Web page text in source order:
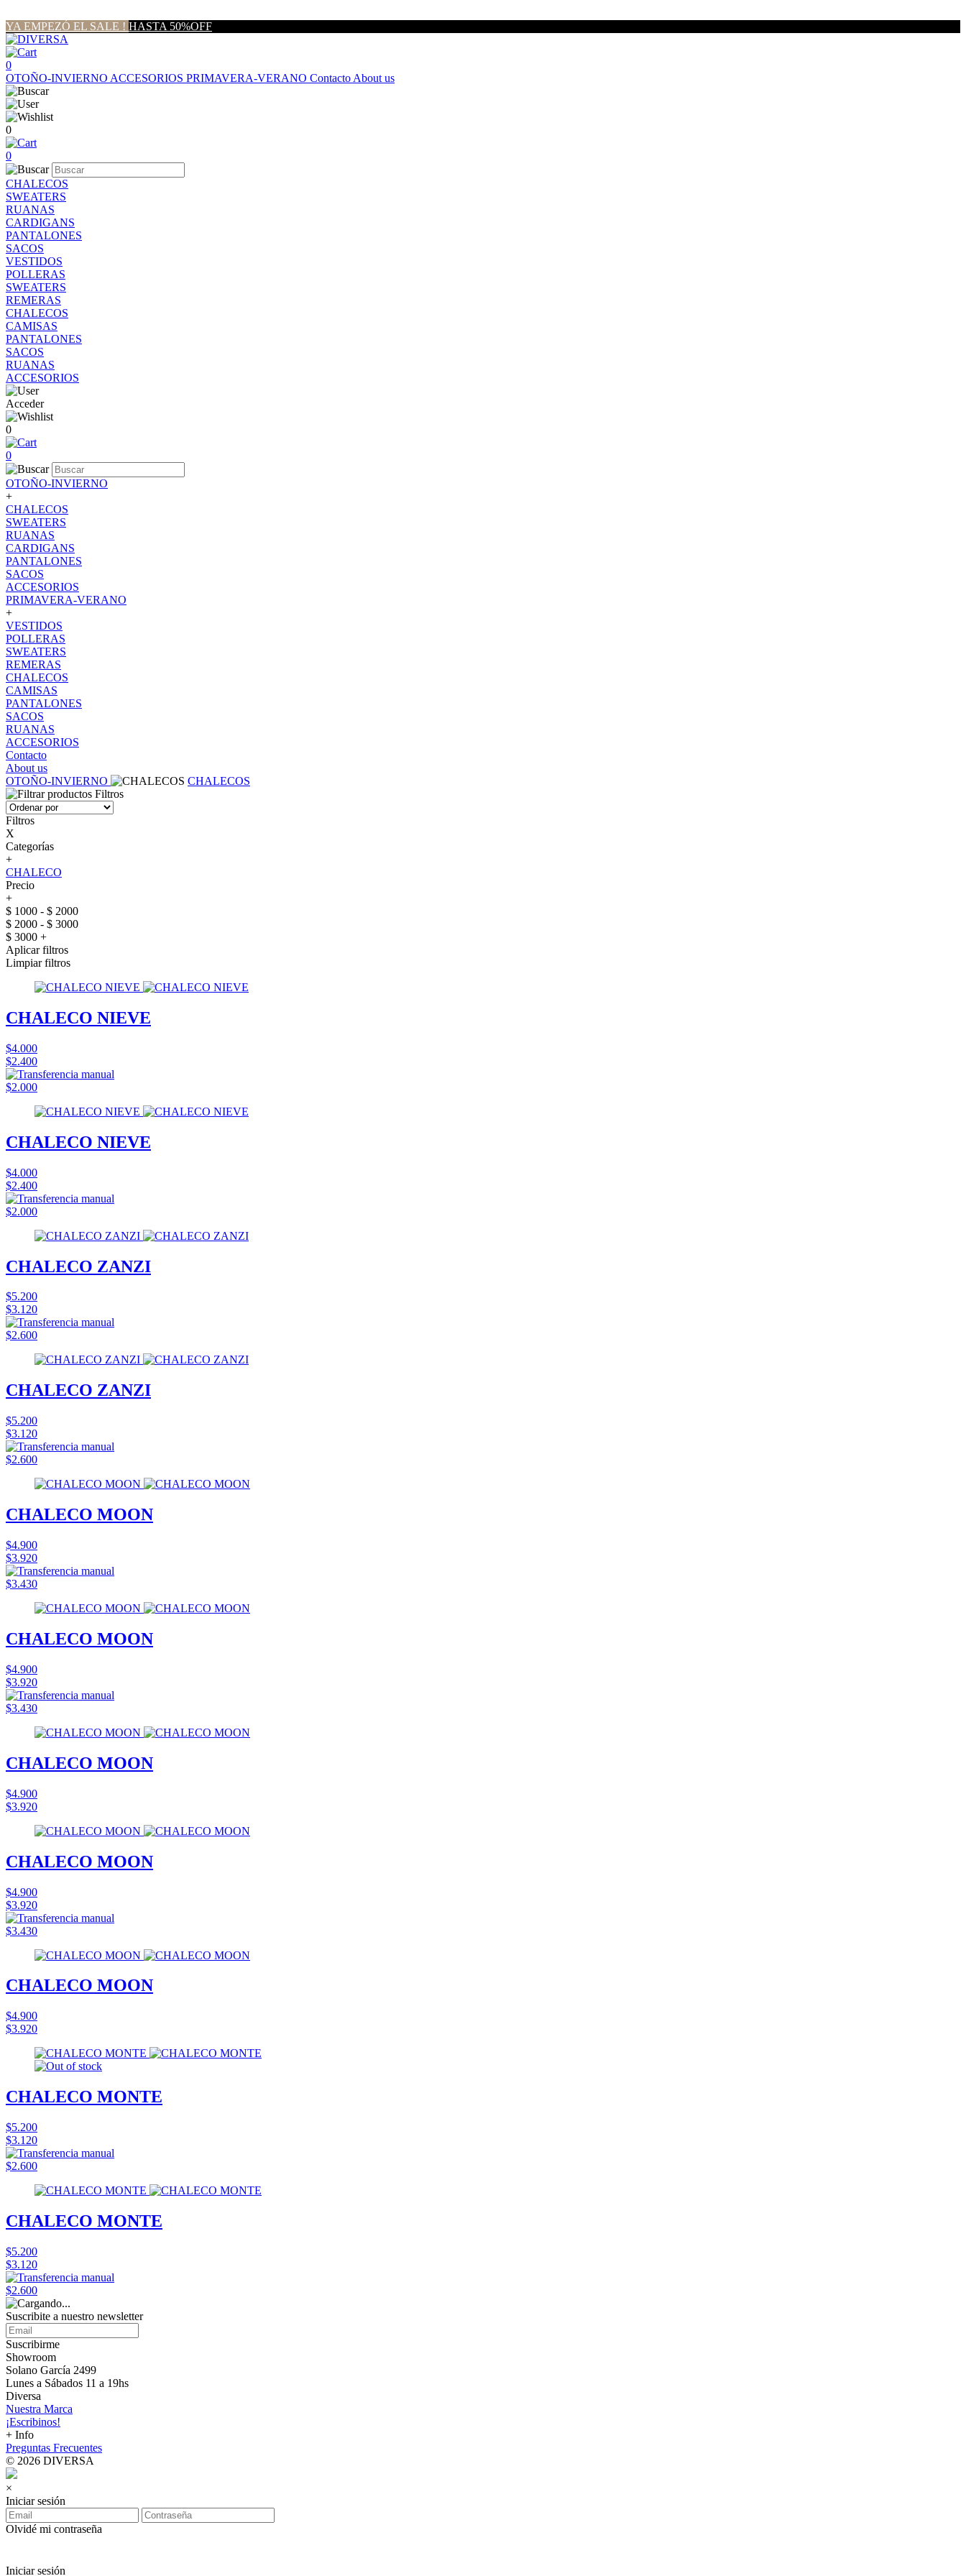
YA EMPEZÓ EL SALE ! HASTA 50%OFF
0
OTOÑO-INVIERNO ACCESORIOS PRIMAVERA-VERANO Contacto About us
0
0
CHALECOS
SWEATERS
RUANAS
CARDIGANS
PANTALONES
SACOS
VESTIDOS
POLLERAS
SWEATERS
REMERAS
CHALECOS
CAMISAS
PANTALONES
SACOS
RUANAS
ACCESORIOS
Acceder
0
0
OTOÑO-INVIERNO
+
CHALECOS
SWEATERS
RUANAS
CARDIGANS
PANTALONES
SACOS
ACCESORIOS
PRIMAVERA-VERANO
+
VESTIDOS
POLLERAS
SWEATERS
REMERAS
CHALECOS
CAMISAS
PANTALONES
SACOS
RUANAS
ACCESORIOS
Contacto
About us
OTOÑO-INVIERNO
CHALECOS
Filtros
Filtros
X
Categorías
+
CHALECO
Precio
+
$ 1000 - $ 2000
$ 2000 - $ 3000
$ 3000 +
Aplicar filtros
Limpiar filtros
CHALECO NIEVE
$4.000
$2.400
$2.000
CHALECO NIEVE
$4.000
$2.400
$2.000
CHALECO ZANZI
$5.200
$3.120
$2.600
CHALECO ZANZI
$5.200
$3.120
$2.600
CHALECO MOON
$4.900
$3.920
$3.430
CHALECO MOON
$4.900
$3.920
$3.430
CHALECO MOON
$4.900
$3.920
CHALECO MOON
$4.900
$3.920
$3.430
CHALECO MOON
$4.900
$3.920
CHALECO MONTE
$5.200
$3.120
$2.600
CHALECO MONTE
$5.200
$3.120
$2.600
Suscribite a nuestro newsletter
Suscribirme
Showroom
Solano García 2499
Lunes a Sábados 11 a 19hs
Diversa
Nuestra Marca
¡Escribinos!
+ Info
Preguntas Frecuentes
© 2026 DIVERSA
×
Iniciar sesión
Olvidé mi contraseña
Iniciar sesión